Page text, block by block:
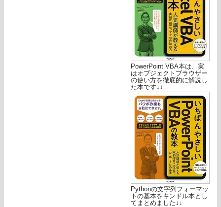
PowerPoint VBA本は、実
はオブジェクトブラウザー
の使い方を徹底的に解説し
た本です↓↓
Pythonの文字列フォーマッ
トの基本をキンドル本とし
てまとめました↓↓